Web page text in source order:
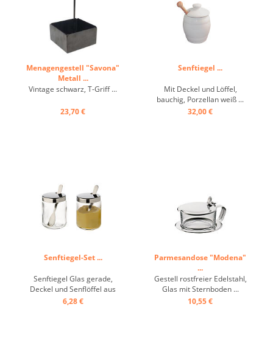
Menagengestell "Savona"
Metall ...
Vintage schwarz, T-Griff ...
23,70 €
Senftiegel ...
Mit Deckel und Löffel,
bauchig, Porzellan weiß ...
32,00 €
Senftiegel-Set ...
Senftiegel Glas gerade,
Deckel und Senflöffel aus
Edelstahl, Karton mit 2
6,28 €
Parmesandose "Modena"
...
Gestell rostfreier Edelstahl,
Glas mit Sternboden ...
10,55 €